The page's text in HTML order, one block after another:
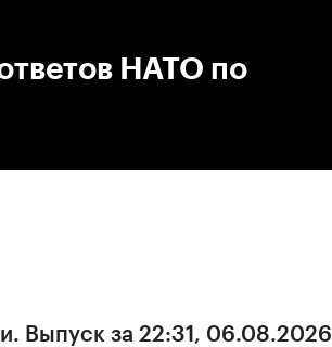
НАТО по
Выпуск за 22:31, 06.08.2026